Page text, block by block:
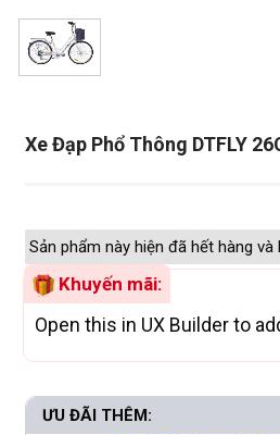
Xe Đạp Phổ Thông DTFLY
Sản phẩm này hiện đã hết hàng và
Khuyến mãi:
Open this in UX Builder to
ƯU ĐÃI THÊM: